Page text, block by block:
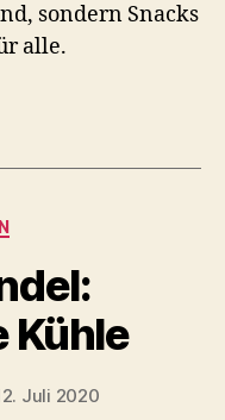
sondern Snacks
alle.
Kühle
Juli 2020